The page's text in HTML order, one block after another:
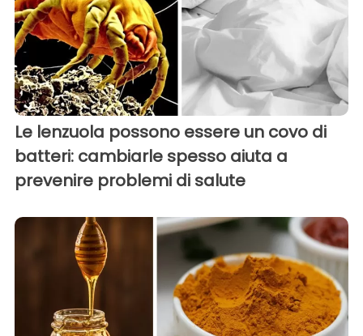
Le lenzuola possono essere un covo di
batteri: cambiarle spesso aiuta a
prevenire problemi di salute